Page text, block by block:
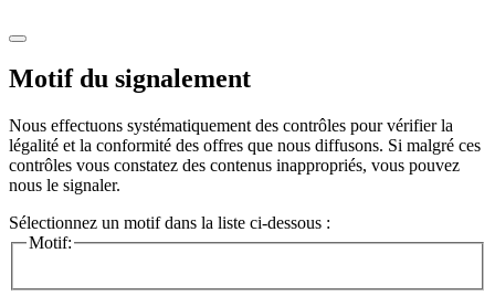
Motif du signalement
Nous effectuons systématiquement des contrôles pour vérifier la
légalité et la conformité des offres que nous diffusons. Si malgré ces
contrôles vous constatez des contenus inappropriés, vous pouvez
nous le signaler.
Sélectionnez un motif dans la liste ci-dessous :
Motif: